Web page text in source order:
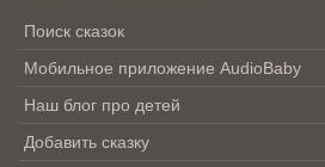
Поиск сказок
Мобильное приложение AudioBaby
Наш блог про детей
Добавить сказку